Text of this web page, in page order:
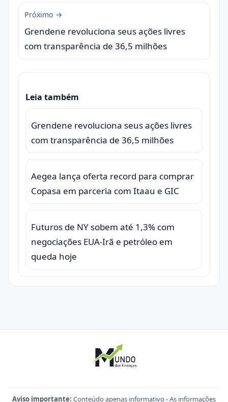
Próximo →
Grendene revoluciona seus ações livres
com transparência de 36,5 milhões
Leia também
Grendene revoluciona seus ações livres
com transparência de 36,5 milhões
Aegea lança oferta record para comprar
Copasa em parceria com Itaau e GIC
Futuros de NY sobem até 1,3% com
negociações EUA-Irã e petróleo em
queda hoje
Aviso importante: Conteúdo apenas informativo - As informações